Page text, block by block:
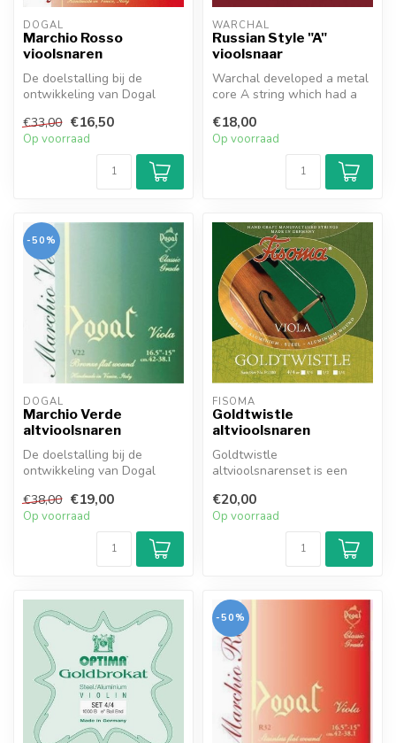
DOGAL
Marchio Rosso
vioolsnaren
De doelstalling bij de
ontwikkeling van Dogal
vioolsnaren was om e...
€33,00 €16,50
Op voorraad
WARCHAL
Russian Style "A"
vioolsnaar
Warchal developed a metal
core A string which had a
w...
€18,00
Op voorraad
-50%
DOGAL
Marchio Verde
altvioolsnaren
De doelstalling bij de
ontwikkeling van Dogal
altvioolsnaren was o...
€38,00 €19,00
Op voorraad
FISOMA
Goldtwistle
altvioolsnaren
Goldtwistle
altvioolsnarenset is een
beginnende altviolist...
€20,00
Op voorraad
-50%